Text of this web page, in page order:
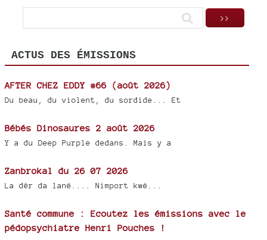
ACTUS DES ÉMISSIONS
AFTER CHEZ EDDY #66 (août 2026)
Du beau, du violent, du sordide... Et
Bébés Dinosaures 2 août 2026
Y a du Deep Purple dedans. Mais y a
Zanbrokal du 26 07 2026
La dèr da lané.... Nimport kwé...
Santé commune : Ecoutez les émissions avec le
pédopsychiatre Henri Pouches !